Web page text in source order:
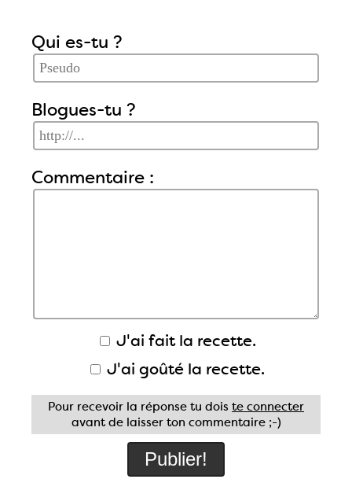
Qui es-tu ?
Blogues-tu ?
Commentaire :
J'ai fait la recette.
J'ai goûté la recette.
Pour recevoir la réponse tu dois te connecter
avant de laisser ton commentaire ;-)